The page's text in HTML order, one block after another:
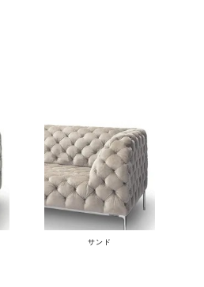
サンド